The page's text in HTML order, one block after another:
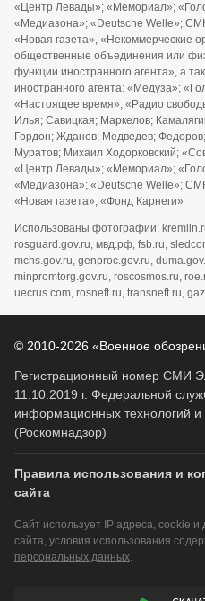
«Центр Левады»; «Мемориал»;
«Медиазона»; «Deutsche Welle»;
«Новая газета», «Некоммерческие
общественные объединения или
функции иностранного агента», а
иностранного агента: «Медуза»;
«Настоящее время»; «Радио
Илья; Савицкая; Маркелов;
Гордон; Жданов; Медведев;
Муратов; Михаил Ходорковский;
«Центр Левады»; «Мемориал»;
«Медиазона»; «Deutsche Welle»;
«Новая газета»; «Фонд Карнеги»
Использованы фотографии:
rosguard.gov.ru, мвд.рф, fsb.ru,
mchs.gov.ru, genproc.gov.ru,
minpromtorg.gov.ru, roscosmos.ru,
uecrus.com, rosneft.ru, transneft.ru,
© 2010-2026 «Военное
Регистрационный номер СМИ
11.10.2019 г. Федеральной
информационных технологий
(Роскомнадзор)
Правила использования и
сайта
Сайт использует IP адреса, cookie
сайта, условия использования
персональных данных.